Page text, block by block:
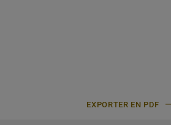
EXPORTER EN PDF